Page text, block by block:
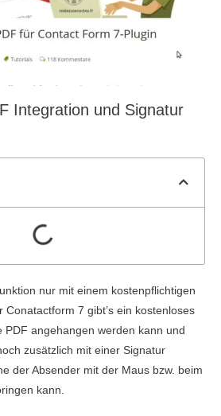
Integration und Signatur
nur mit einem kostenpflichtigen
7 gibt’s ein kostenloses
PDF angehangen werden kann und
zusätzlich mit einer Signatur
der Absender mit der Maus bzw. beim
kann.